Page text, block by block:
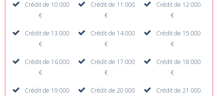
Crédit de 10 000
€
Crédit de 11 000
€
Crédit de 12 000
€
Crédit de 13 000
€
Crédit de 14 000
€
Crédit de 15 000
€
Crédit de 16 000
€
Crédit de 17 000
€
Crédit de 18 000
€
Crédit de 19 000
Crédit de 20 000
Crédit de 21 000